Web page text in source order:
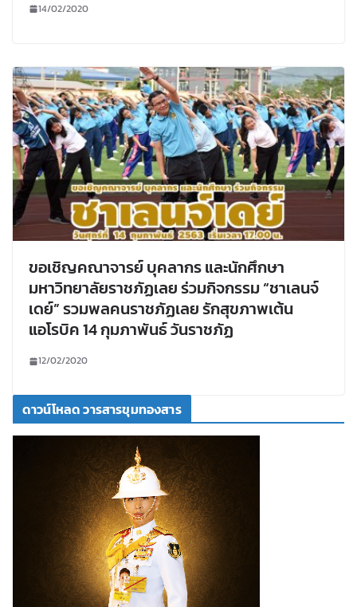
14/02/2020
ขอเชิญคณาจารย์ บุคลากร และนักศึกษา
มหาวิทยาลัยราชภัฏเลย ร่วมกิจกรรม “ชาเลนจ์
เดย์” รวมพลคนราชภัฏเลย รักสุขภาพเต้น
แอโรบิค 14 กุมภาพันธ์ วันราชภัฏ
12/02/2020
ดาวน์โหลด วารสารขุมทองสาร